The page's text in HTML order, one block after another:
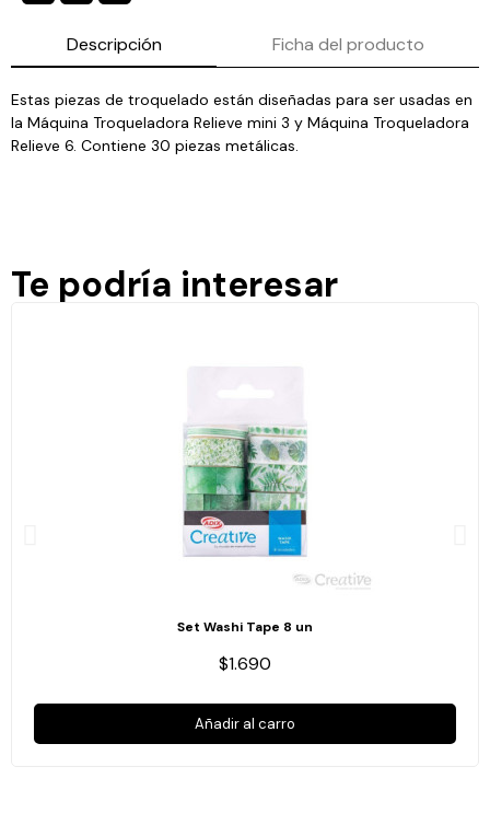
Descripción Ficha del producto
Estas piezas de troquelado están diseñadas para ser usadas en
la Máquina Troqueladora Relieve mini 3 y Máquina Troqueladora
Relieve 6. Contiene 30 piezas metálicas.
Te podría interesar
Set Washi Tape 8 un
$1.690
Añadir al carro